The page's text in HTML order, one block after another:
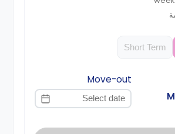
Short Term
Move-out